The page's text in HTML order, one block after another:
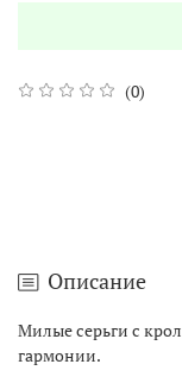
(0)
Описание
Милые серьги с
гармонии.